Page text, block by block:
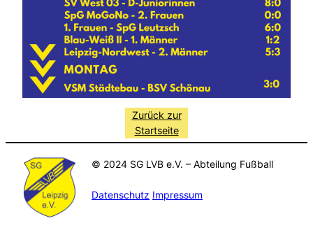
Zurück zur
Startseite
© 2024 SG LVB e.V. – Abteilung Fußball
Datenschutz Impressum